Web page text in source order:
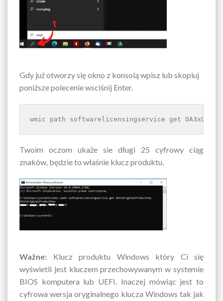
Gdy już otworzy się okno z konsolą wpisz lub skopiuj
poniższe polecenie wsciśnij Enter.
wmic path softwarelicensingservice get
Twoim oczom ukaże sie długi 25 cyfrowy ciąg
znaków, będzie to właśnie klucz produktu.
Ważne: Klucz produktu Windows który Ci się
wyświetli jest kluczem przechowywanym w systemie
BIOS komputera lub UEFI. Inaczej mówiąc jest to
cyfrowa wersja oryginalnego klucza Windows tak jak